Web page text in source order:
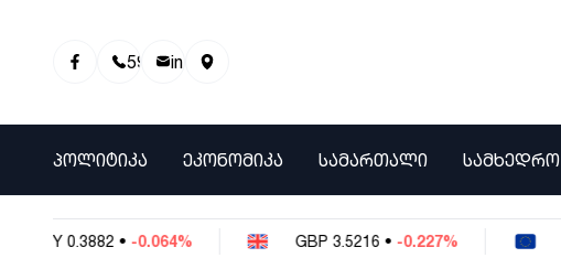
595 01 81 00info@info9.ge
ᲞᲝᲚᲘᲢᲘᲙᲐ ᲔᲙᲝᲜᲝᲛᲘᲙᲐ ᲡᲐᲛᲐᲠᲗᲐᲚᲘ ᲡᲐᲛᲮᲔᲓᲠᲝ
0.3882 • -0.064% GBP 3.5216 • -0.227% EUR